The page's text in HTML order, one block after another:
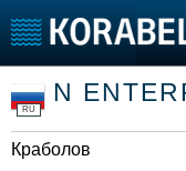
Тип судна
Добавить судно
Добавить проект
Последние 100
RU
N
Краболов